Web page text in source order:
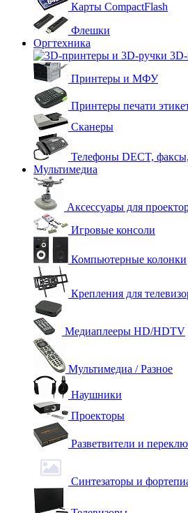
Карты CompactFlash
Флешки
Оргтехника
Принтеры и МФУ
Принтеры печати
Сканеры
Телефоны DECT,
Мультимедиа
Аксессуары для
Игровые консоли
Компьютерные колонки
Крепления для
Медиаплееры HD/HDTV
Мультимедиа / Разное
Наушники
Проекторы
Разветвители и
Синтезаторы и